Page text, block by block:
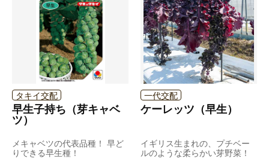
タキイ交配
早生子持ち（芽キャベ
ツ）
メキャベツの代表品種！ 早ど
りできる早生種！
一代交配
ケーレッツ（早生）
イギリス生まれの、プチベー
ルのような柔らかい芽野菜！